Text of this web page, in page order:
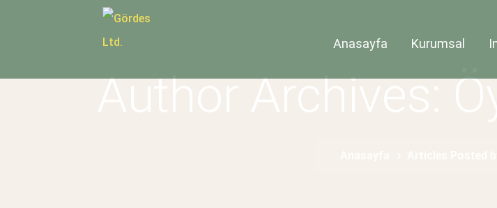
Anasayfa Kurumsal
Author Archives: